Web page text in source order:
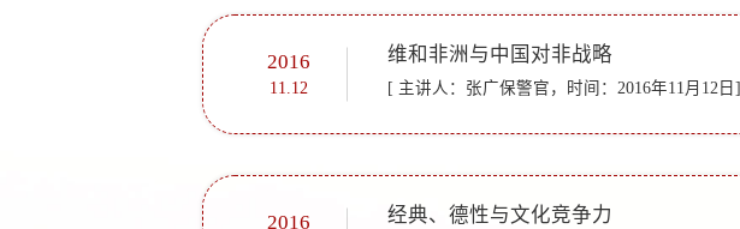
2016
11.12
维和非洲与中国对非战略
[ 主讲人：张广保警官，时间：2016年11月12日]
2016 经典、德性与文化竞争力